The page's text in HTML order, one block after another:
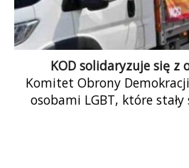
KOD solidaryzuje się z
Komitet Obrony
osobami LGBT, które